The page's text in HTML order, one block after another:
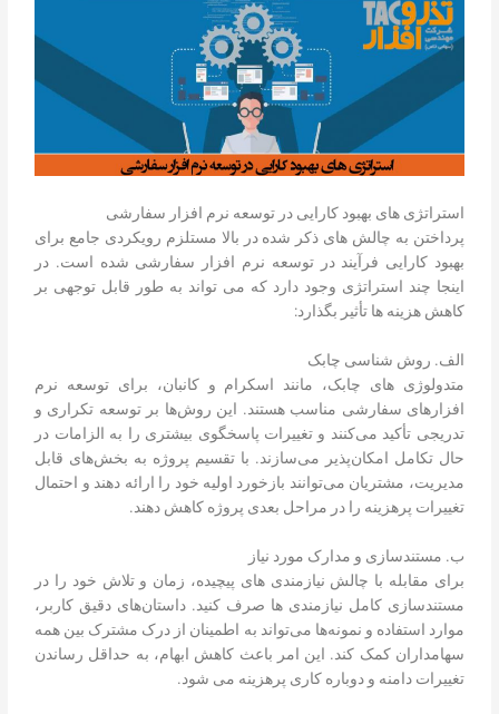
استراتژی های بهبود کارایی در توسعه نرم افزار سفارشی
پرداختن به چالش های ذکر شده در بالا مستلزم رویکردی جامع برای
بهبود کارایی فرآیند در توسعه نرم افزار سفارشی شده است. در
اینجا چند استراتژی وجود دارد که می تواند به طور قابل توجهی بر
کاهش هزینه ها تأثیر بگذارد:
الف. روش شناسی چابک
متدولوژی های چابک، مانند اسکرام و کانبان، برای توسعه نرم
افزارهای سفارشی مناسب هستند. این روش‌ها بر توسعه تکراری و
تدریجی تأکید می‌کنند و تغییرات پاسخگوی بیشتری را به الزامات در
حال تکامل امکان‌پذیر می‌سازند. با تقسیم پروژه به بخش‌های قابل
مدیریت، مشتریان می‌توانند بازخورد اولیه خود را ارائه دهند و احتمال
تغییرات پرهزینه را در مراحل بعدی پروژه کاهش دهند.
ب. مستندسازی و مدارک مورد نیاز
برای مقابله با چالش نیازمندی های پیچیده، زمان و تلاش خود را در
مستندسازی کامل نیازمندی ها صرف کنید. داستان‌های دقیق کاربر،
موارد استفاده و نمونه‌ها می‌تواند به اطمینان از درک مشترک بین همه
سهامداران کمک کند. این امر باعث کاهش ابهام، به حداقل رساندن
تغییرات دامنه و دوباره کاری پرهزینه می شود.